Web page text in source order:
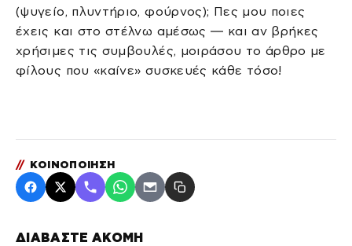
ΔΙΑΒΑΣΤΕ ΑΚΟΜΗ
(ψυγείο, πλυντήριο, φούρνος); Πες μου ποιες
έχεις και στο στέλνω αμέσως — και αν βρήκες
χρήσιμες τις συμβουλές, μοιράσου το άρθρο με
φίλους που «καίνε» συσκευές κάθε τόσο!
// ΚΟΙΝΟΠΟΙΗΣΗ